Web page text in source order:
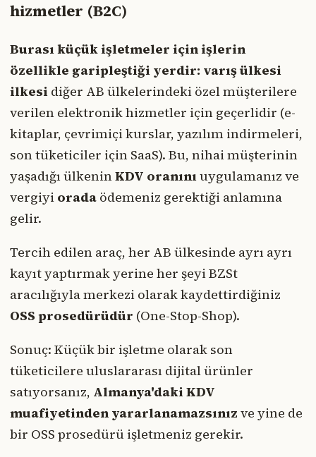
hizmetler (B2C)
Burası küçük işletmeler için işlerin
özellikle garipleştiği yerdir: varış ülkesi
ilkesi diğer AB ülkelerindeki özel müşterilere
verilen elektronik hizmetler için geçerlidir (e-
kitaplar, çevrimiçi kurslar, yazılım indirmeleri,
son tüketiciler için SaaS). Bu, nihai müşterinin
yaşadığı ülkeninKDV oranınıuygulamanız ve
vergiyi orada ödemeniz gerektiği anlamına
gelir.
Tercih edilen araç, her AB ülkesinde ayrı ayrı
kayıt yaptırmak yerine her şeyi BZSt
aracılığıyla merkezi olarak kaydettirdiğiniz
OSS prosedürüdür (One-Stop-Shop).
Sonuç: Küçük bir işletme olarak son
tüketicilere uluslararası dijital ürünler
satıyorsanız, Almanya'daki KDV
muafiyetinden yararlanamazsınız ve yine de
bir OSS prosedürü işletmeniz gerekir.